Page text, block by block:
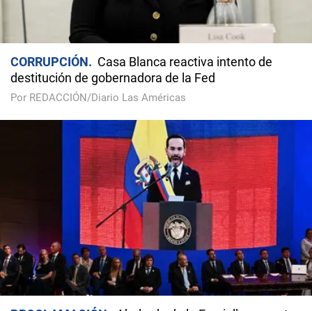
CORRUPCIÓN
Casa Blanca reactiva intento de
destitución de gobernadora de la Fed
Por REDACCIÓN/Diario Las Américas